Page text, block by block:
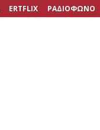
ERTFLIX ΡΑΔΙΟΦΩΝΟ